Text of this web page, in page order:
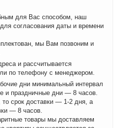
для Вас способом, наш
согласования даты и времени
мы Вам позвоним и
и рассчитывается
по телефону с менеджером.
дни минимальный интервал
и праздничные дни — 8 часов.
срок доставки — 1-2 дня, а
— 8 часов.
товары мы доставляем